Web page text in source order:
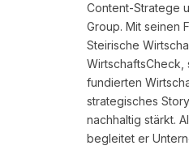
Content-Stratege
Group. Mit seinen
Steirische
WirtschaftsCheck,
fundierten
strategisches
nachhaltig stärkt.
begleitet er